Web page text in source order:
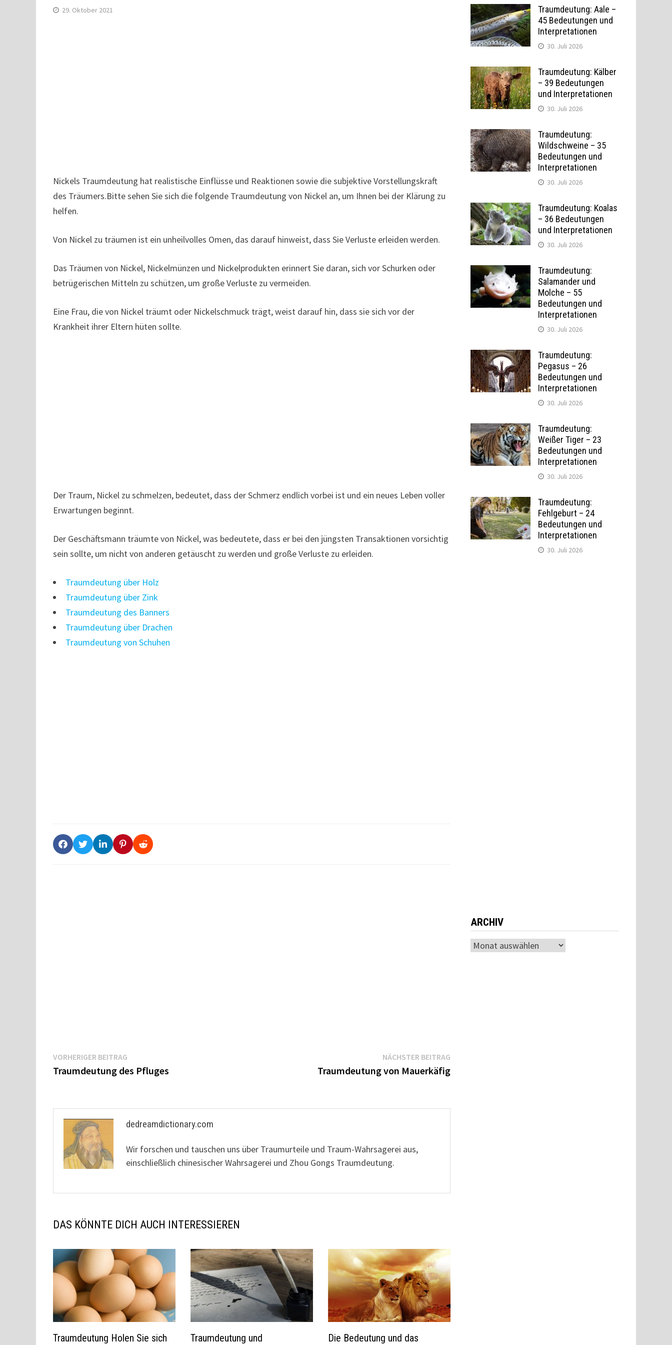
29. Oktober 2021
Nickels Traumdeutung hat realistische Einflüsse und Reaktionen sowie die subjektive Vorstellungskraft
des Träumers.Bitte sehen Sie sich die folgende Traumdeutung von Nickel an, um Ihnen bei der Klärung zu
helfen.
Von Nickel zu träumen ist ein unheilvolles Omen, das darauf hinweist, dass Sie Verluste erleiden werden.
Das Träumen von Nickel, Nickelmünzen und Nickelprodukten erinnert Sie daran, sich vor Schurken oder
betrügerischen Mitteln zu schützen, um große Verluste zu vermeiden.
Eine Frau, die von Nickel träumt oder Nickelschmuck trägt, weist darauf hin, dass sie sich vor der
Krankheit ihrer Eltern hüten sollte.
Der Traum, Nickel zu schmelzen, bedeutet, dass der Schmerz endlich vorbei ist und ein neues Leben voller
Erwartungen beginnt.
Der Geschäftsmann träumte von Nickel, was bedeutete, dass er bei den jüngsten Transaktionen vorsichtig
sein sollte, um nicht von anderen getäuscht zu werden und große Verluste zu erleiden.
Traumdeutung über Holz
Traumdeutung über Zink
Traumdeutung des Banners
Traumdeutung über Drachen
Traumdeutung von Schuhen
Beitragsnavigation
VORHERIGER BEITRAG
Beitrag:
Traumdeutung des Pfluges
NÄCHSTER BEITRAGNächster
Beitrag:
Traumdeutung von Mauerkäfig
dedreamdictionary.com
Wir forschen und tauschen uns über Traumurteile und Traum-Wahrsagerei aus,
einschließlich chinesischer Wahrsagerei und Zhou Gongs Traumdeutung.
DAS KÖNNTE DICH AUCH INTERESSIEREN
Traumdeutung Holen Sie sich
Traumdeutung und
Die Bedeutung und das
Traumdeutung: Aale –
45 Bedeutungen und
Interpretationen
30. Juli 2026
Traumdeutung: Kälber
– 39 Bedeutungen
und Interpretationen
30. Juli 2026
Traumdeutung:
Wildschweine – 35
Bedeutungen und
Interpretationen
30. Juli 2026
Traumdeutung: Koalas
– 36 Bedeutungen
und Interpretationen
30. Juli 2026
Traumdeutung:
Salamander und
Molche – 55
Bedeutungen und
Interpretationen
30. Juli 2026
Traumdeutung:
Pegasus – 26
Bedeutungen und
Interpretationen
30. Juli 2026
Traumdeutung:
Weißer Tiger – 23
Bedeutungen und
Interpretationen
30. Juli 2026
Traumdeutung:
Fehlgeburt – 24
Bedeutungen und
Interpretationen
30. Juli 2026
ARCHIV
Archiv